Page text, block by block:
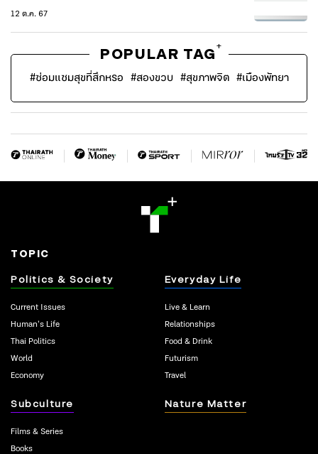
12 ต.ค. 67
POPULAR TAG
+
#ซ่อมแซมสุขที่สึกหรอ #สองขวบ #สุขภาพจิต #เมืองพัทยา
TOPIC
Politics & Society
Current Issues
Human’s Life
Thai Politics
World
Economy
Everyday Life
Live & Learn
Relationships
Food & Drink
Futurism
Travel
Subculture
Films & Series
Books
Nature Matter